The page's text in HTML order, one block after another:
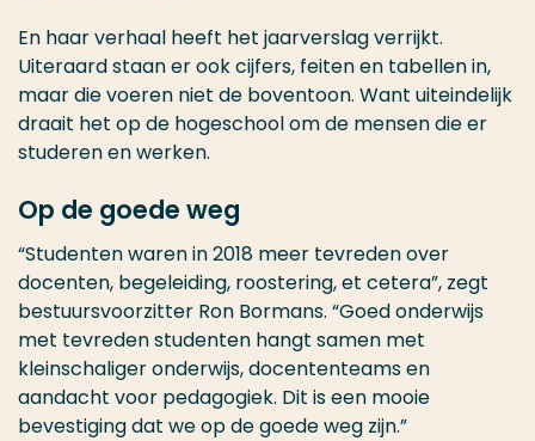
En haar verhaal heeft het jaarverslag verrijkt.
Uiteraard staan er ook cijfers, feiten en tabellen in,
maar die voeren niet de boventoon. Want uiteindelijk
draait het op de hogeschool om de mensen die er
studeren en werken.
Op de goede weg
“Studenten waren in 2018 meer tevreden over
docenten, begeleiding, roostering, et cetera”, zegt
bestuursvoorzitter Ron Bormans. “Goed onderwijs
met tevreden studenten hangt samen met
kleinschaliger onderwijs, docententeams en
aandacht voor pedagogiek. Dit is een mooie
bevestiging dat we op de goede weg zijn.”